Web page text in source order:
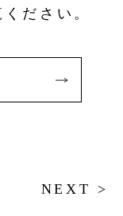
ださい。
NEXT >